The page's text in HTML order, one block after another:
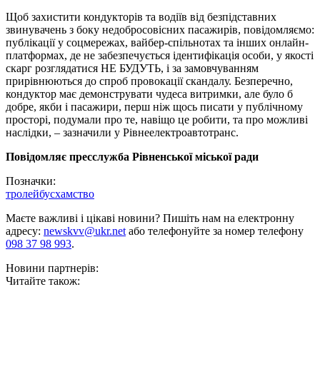
Щоб захистити кондукторів та водіїв від безпідставних
звинувачень з боку недобросовісних пасажирів, повідомляємо:
публікації у соцмережах, вайбер-спільнотах та інших онлайн-
платформах, де не забезпечується ідентифікація особи, у якості
скарг розглядатися НЕ БУДУТЬ, і за замовчуванням
прирівнюються до спроб провокації скандалу. Безперечно,
кондуктор має демонструвати чудеса витримки, але було б
добре, якби і пасажири, перш ніж щось писати у публічному
просторі, подумали про те, навіщо це робити, та про можливі
наслідки, – зазначили у Рівнеелектроавтотранс.
Повідомляє пресслужба Рівненської міської ради
Позначки:
тролейбусхамство
Маєте важливі і цікаві новини? Пишіть нам на електронну
адресу: newskvv@ukr.netабо телефонуйте за номер телефону
098 37 98 993.
Новини партнерів:
Читайте також: